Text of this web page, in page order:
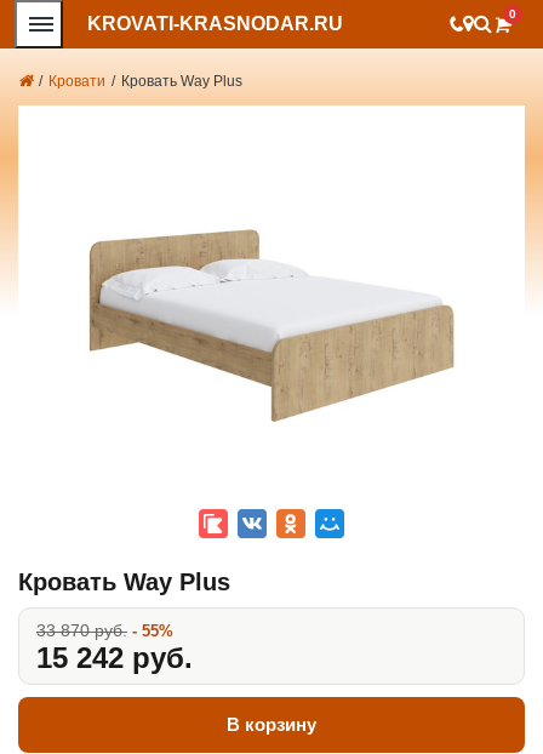
KROVATI-KRASNODAR.RU 0
/ Кровати / Кровать Way Plus
Кровать Way Plus
33 870 руб. - 55%
15 242 руб.
В корзину